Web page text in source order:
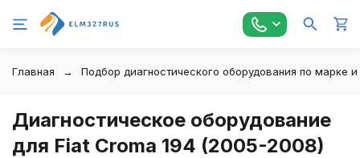
Главная Подбор диагностического оборудования по марке
Диагностическое оборудование
для Fiat Croma 194 (2005-2008)